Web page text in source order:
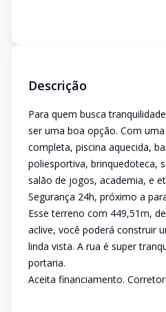
Descrição
Para quem busca
ser uma boa opção. Com
completa, piscina aquecida,
poliesportiva, brinquedoteca,
salão de jogos, academia, e
Segurança 24h, próximo a
Esse terreno com 449,51m,
aclive, você poderá construir
linda vista. A rua é super
portaria.
Aceita financiamento.